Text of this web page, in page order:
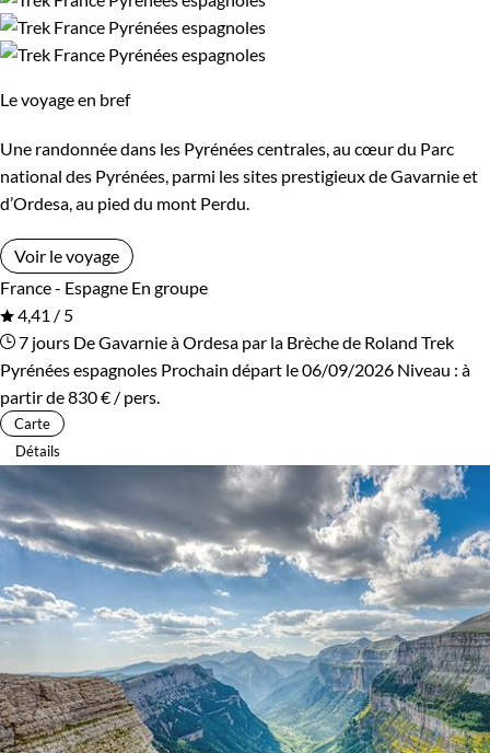
Itinérant Semi-itinérant
Environnement
Montagne
Patrimoine et Nature
Le voyage en bref
Une randonnée dans les Pyrénées centrales, au cœur du Parc
national des Pyrénées, parmi les sites prestigieux de Gavarnie et
d’Ordesa, au pied du mont Perdu.
Voir le voyage
France - Espagne En groupe
4,41 / 5
7 jours De Gavarnie à Ordesa par la Brèche de Roland Trek
Pyrénées espagnoles Prochain départ le 06/09/2026 Niveau : à
partir de830 € / pers.
Carte
Détails